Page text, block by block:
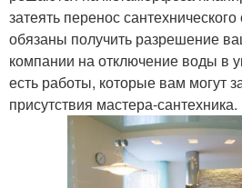
затеять перенос
обязаны получить разрешение
компании на отключение воды в
есть работы, которые вам могут
присутствия мастера-сантехника.